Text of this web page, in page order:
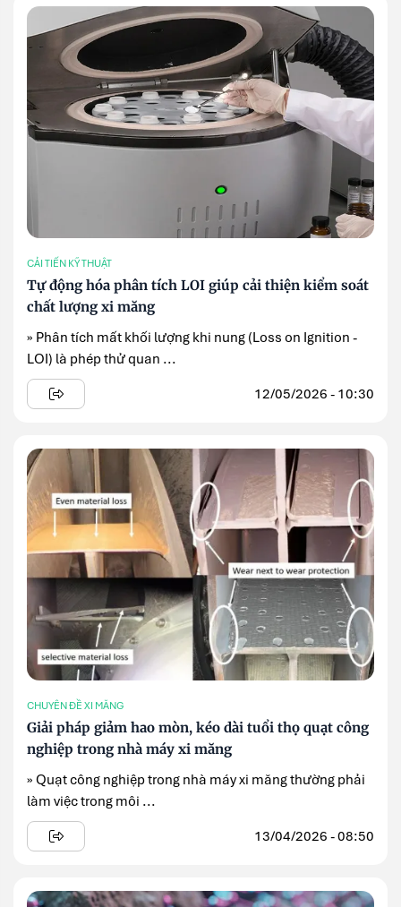
CẢI TIẾN KỸ THUẬT
Tự động hóa phân tích LOI giúp cải thiện kiểm soát
chất lượng xi măng
» Phân tích mất khối lượng khi nung (Loss on Ignition -
LOI) là phép thử quan ...
12/05/2026 - 10:30
CHUYÊN ĐỀ XI MĂNG
Giải pháp giảm hao mòn, kéo dài tuổi thọ quạt công
nghiệp trong nhà máy xi măng
» Quạt công nghiệp trong nhà máy xi măng thường phải
làm việc trong môi ...
13/04/2026 - 08:50